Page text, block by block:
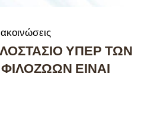
ΥΠΕΡ ΤΩΝ
ΕΙΝΑΙ